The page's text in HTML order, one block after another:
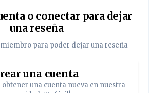
o conectar para dejar
una reseña
para poder dejar una reseña
una cuenta
una cuenta nueva en nuestra